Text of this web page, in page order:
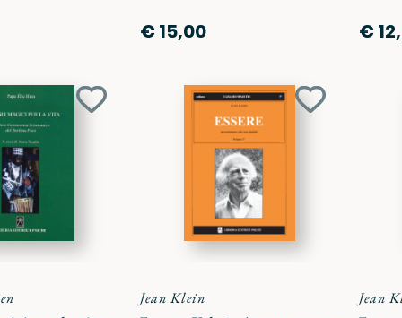
€ 15,00 €
Aggiungi
Aggiungi
Jean Klein
Jean